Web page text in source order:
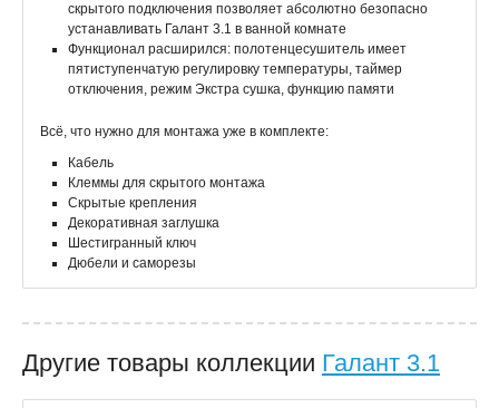
скрытого подключения позволяет абсолютно безопасно
устанавливать Галант 3.1 в ванной комнате
Функционал расширился: полотенцесушитель имеет
пятиступенчатую регулировку температуры, таймер
отключения, режим Экстра сушка, функцию памяти
Всё, что нужно для монтажа уже в комплекте:
Кабель
Клеммы для скрытого монтажа
Скрытые крепления
Декоративная заглушка
Шестигранный ключ
Дюбели и саморезы
Другие товары коллекции Галант 3.1